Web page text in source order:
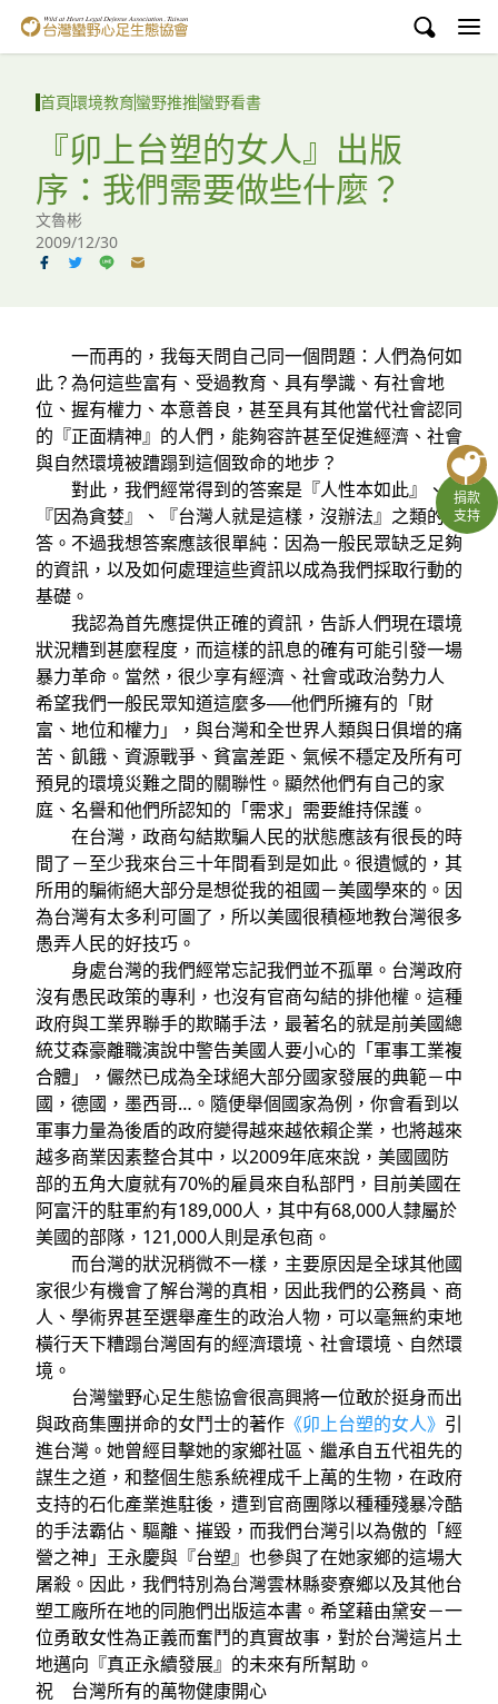
台灣蠻野心足生態協會
議題與行動
環境教育
白海豚媽祖宮
臉書
YouTube
捐款
支持
首頁環境教育蠻野推推蠻野看書
『卯上台塑的女人』出版
序：我們需要做些什麼？
文魯彬
2009/12/30
一而再的，我每天問自己同一個問題：人們為何如
此？為何這些富有、受過教育、具有學識、有社會地
位、握有權力、本意善良，甚至具有其他當代社會認同
的『正面精神』的人們，能夠容許甚至促進經濟、社會
與自然環境被蹧蹋到這個致命的地步？
對此，我們經常得到的答案是『人性本如此』、
『因為貪婪』、『台灣人就是這樣，沒辦法』之類的回
答。不過我想答案應該很單純：因為一般民眾缺乏足夠
的資訊，以及如何處理這些資訊以成為我們採取行動的
基礎。
我認為首先應提供正確的資訊，告訴人們現在環境
狀況糟到甚麼程度，而這樣的訊息的確有可能引發一場
暴力革命。當然，很少享有經濟、社會或政治勢力人
希望我們一般民眾知道這麼多──他們所擁有的「財
富、地位和權力」，與台灣和全世界人類與日俱增的痛
苦、飢餓、資源戰爭、貧富差距、氣候不穩定及所有可
預見的環境災難之間的關聯性。顯然他們有自己的家
庭、名譽和他們所認知的「需求」需要維持保護。
在台灣，政商勾結欺騙人民的狀態應該有很長的時
間了－至少我來台三十年間看到是如此。很遺憾的，其
所用的騙術絕大部分是想從我的祖國－美國學來的。因
為台灣有太多利可圖了，所以美國很積極地教台灣很多
愚弄人民的好技巧。
身處台灣的我們經常忘記我們並不孤單。台灣政府
沒有愚民政策的專利，也沒有官商勾結的排他權。這種
政府與工業界聯手的欺瞞手法，最著名的就是前美國總
統艾森豪離職演說中警告美國人要小心的「軍事工業複
合體」，儼然已成為全球絕大部分國家發展的典範－中
國，德國，墨西哥…。隨便舉個國家為例，你會看到以
軍事力量為後盾的政府變得越來越依賴企業，也將越來
越多商業因素整合其中，以2009年底來說，美國國防
部的五角大廈就有70%的雇員來自私部門，目前美國在
阿富汗的駐軍約有189,000人，其中有68,000人隸屬於
美國的部隊，121,000人則是承包商。
而台灣的狀況稍微不一樣，主要原因是全球其他國
家很少有機會了解台灣的真相，因此我們的公務員、商
人、學術界甚至選舉產生的政治人物，可以毫無約束地
橫行天下糟蹋台灣固有的經濟環境、社會環境、自然環
境。
台灣蠻野心足生態協會很高興將一位敢於挺身而出
與政商集團拼命的女鬥士的著作 《卯上台塑的女人》 引
進台灣。她曾經目擊她的家鄉社區、繼承自五代祖先的
謀生之道，和整個生態系統裡成千上萬的生物，在政府
支持的石化產業進駐後，遭到官商團隊以種種殘暴冷酷
的手法霸佔、驅離、摧毀，而我們台灣引以為傲的「經
營之神」王永慶與『台塑』也參與了在她家鄉的這場大
屠殺。因此，我們特別為台灣雲林縣麥寮鄉以及其他台
塑工廠所在地的同胞們出版這本書。希望藉由黛安－一
位勇敢女性為正義而奮鬥的真實故事，對於台灣這片土
地邁向『真正永續發展』的未來有所幫助。
祝 台灣所有的萬物健康開心